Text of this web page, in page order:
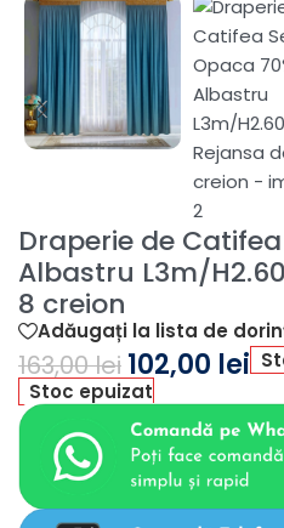
Draperie de
Albastru L3m/
8 creion
Adăugați la lista de
163,00lei 102,00 lei
Stoc epuizat